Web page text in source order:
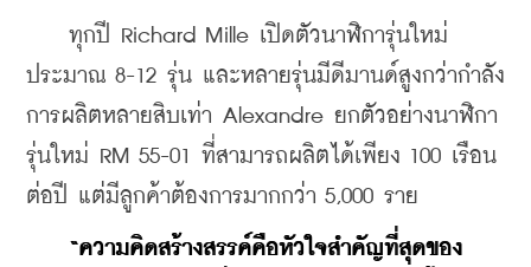
ทุกปี Richard Mille เปิดตัวนาฬิการุ่นใหม่
ประมาณ 8-12 รุ่น และหลายรุ่นมีดีมานด์สูงกว่ากำลัง
การผลิตหลายสิบเท่า Alexandre ยกตัวอย่างนาฬิกา
รุ่นใหม่ RM 55-01 ที่สามารถผลิตได้เพียง 100 เรือน
ต่อปี แต่มีลูกค้าต้องการมากกว่า 5,000 ราย
“ความคิดสร้างสรรค์คือหัวใจสำคัญที่สุดของ